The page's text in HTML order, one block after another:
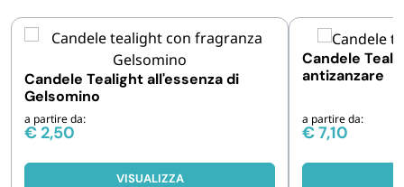
Candele Tealight all'essenza di
Gelsomino
a partire da:
€ 2,50
VISUALIZZA
Candele
antizanzare
a partire da:
€7,10